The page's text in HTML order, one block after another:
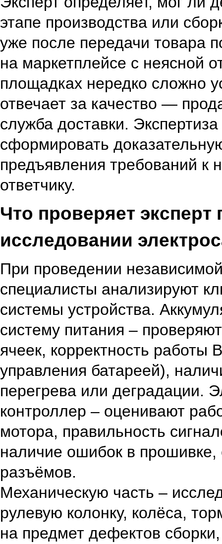
этапе производства или
уже после передачи товара
на маркетплейсе с неясной
площадках нередко сложно
отвечает за качество —
служба доставки.
сформировать
предъявления требований к
ответчику.
Что проверяет эксперт
исследовании
При проведении
специалисты анализируют
системы устройства.
систему питания –
ячеек, корректность работы
управления батареей),
перегрева или деградации.
контроллер – оценивают
мотора, правильность
наличие ошибок в прошивке,
разъёмов.
Механическую часть –
рулевую колонку, колёса,
на предмет дефектов